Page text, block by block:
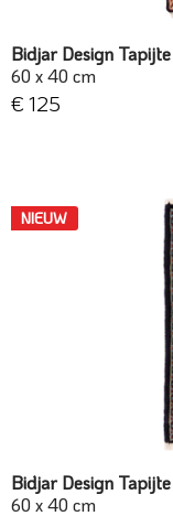
Bidjar Design Tapijte
60 x 40 cm
€ 125
NIEUW
Bidjar Design Tapijte
60 x 40 cm